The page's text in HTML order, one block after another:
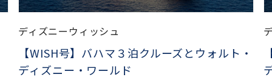
ディズニーウィッシュ
【WISH号】バハマ３泊クルーズとウォルト・
ディズニー・ワールド